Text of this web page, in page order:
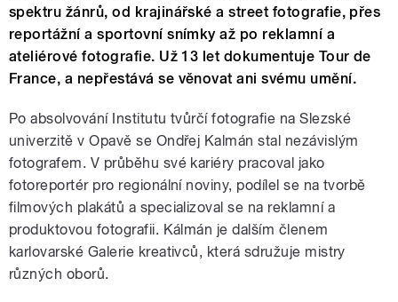
spektru žánrů, od krajinářské a street fotografie, přes
reportážní a sportovní snímky až po reklamní a
ateliérové fotografie. Už 13 let dokumentuje Tour de
France, a nepřestává se věnovat ani svému umění.
Po absolvování Institutu tvůrčí fotografie na Slezské
univerzitě v Opavě se Ondřej Kalmán stal nezávislým
fotografem. V průběhu své kariéry pracoval jako
fotoreportér pro regionální noviny, podílel se na tvorbě
filmových plakátů a specializoval se na reklamní a
produktovou fotografii. Kálmán je dalším členem
karlovarské Galerie kreativců, která sdružuje mistry
různých oborů.